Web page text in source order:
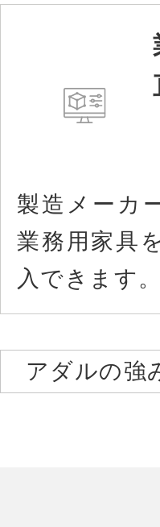
製造メーカ
業務用家具
入できます。
アダルの強